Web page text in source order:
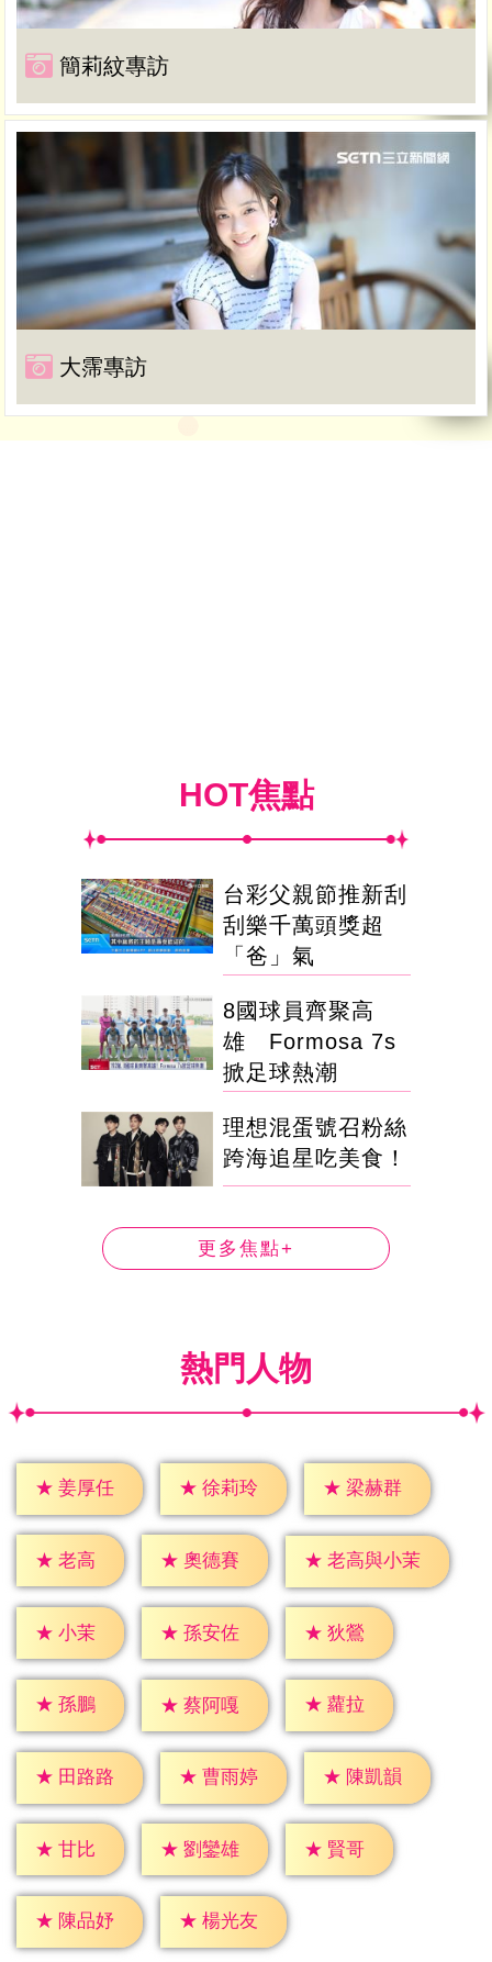
簡莉紋專訪
大霈專訪
HOT焦點
台彩父親節推新刮
刮樂千萬頭獎超
「爸」氣
8國球員齊聚高
雄 Formosa 7s
掀足球熱潮
理想混蛋號召粉絲
跨海追星吃美食！
更多焦點+
熱門人物
★ 姜厚任 ★ 徐莉玲 ★ 梁赫群
★ 老高 ★ 奧德賽 ★ 老高與小茉
★ 小茉 ★ 孫安佐 ★ 狄鶯
★ 孫鵬 ★ 蔡阿嘎 ★ 蘿拉
★ 田路路 ★ 曹雨婷 ★ 陳凱韻
★ 甘比 ★ 劉鑾雄 ★ 賢哥
★ 陳品妤 ★ 楊光友